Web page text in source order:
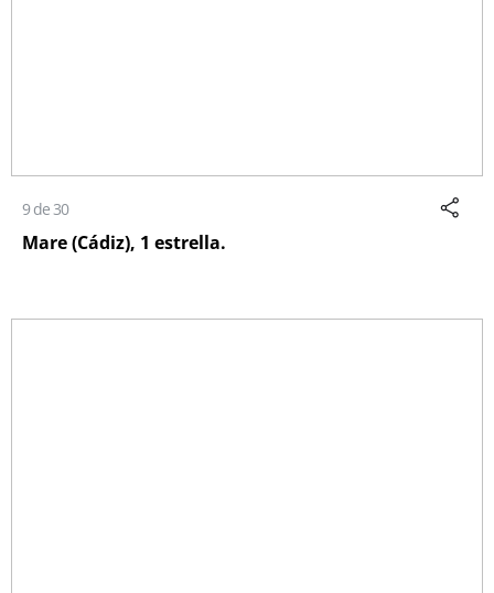
9 de 30
Mare (Cádiz), 1 estrella.